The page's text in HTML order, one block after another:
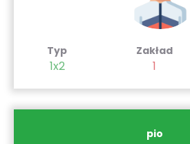
Typ
1x2
Zakład
1
pio